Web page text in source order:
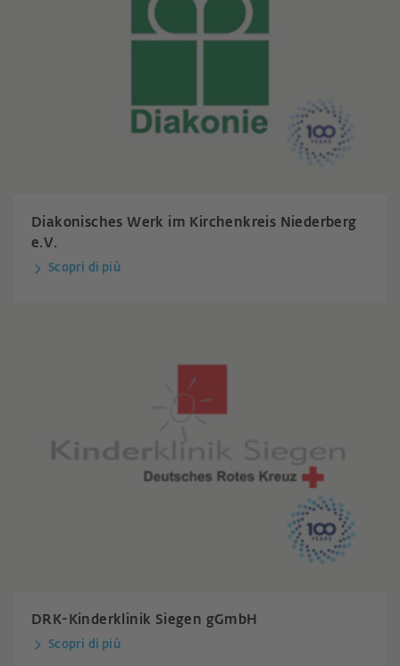
Diakonisches Werk im Kirchenkreis Niederberg
e.V.
Scopri di più
DRK-Kinderklinik Siegen gGmbH
Scopri di più